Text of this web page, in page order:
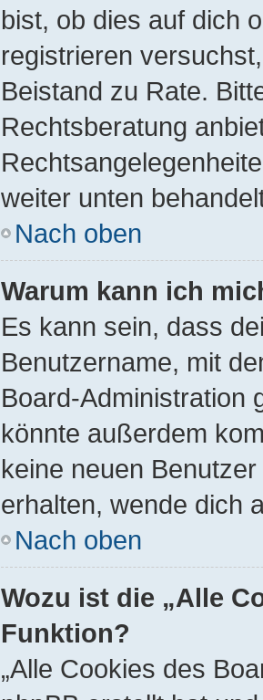
bist, ob dies auf dich
registrieren
Beistand zu Rate.
Rechtsberatung
weiter unten
Nach oben
Warum kann ich
Es kann sein, dass
Benutzername, mit
Board-Administration
könnte außerdem
keine neuen
erhalten, wende dich
Nach oben
Wozu ist die „Alle
Funktion?
„Alle Cookies des